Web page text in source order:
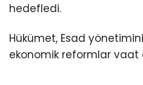
hedefledi.
Hükümet, Esad
ekonomik reformlar vaat